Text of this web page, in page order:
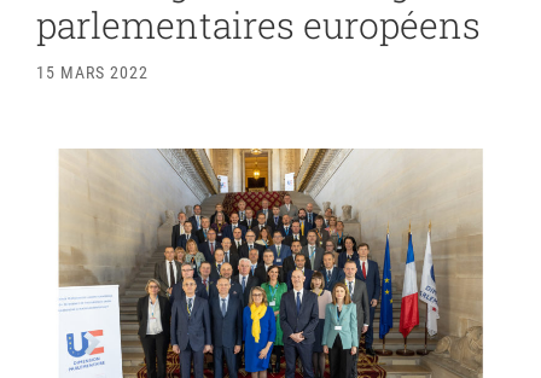
parlementaires européens
15 MARS 2022